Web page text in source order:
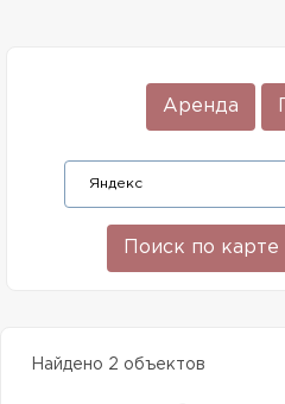
Аренда
Поиск по карте
Найдено 2 объектов